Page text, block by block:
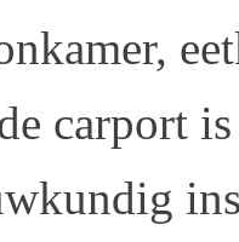
carport